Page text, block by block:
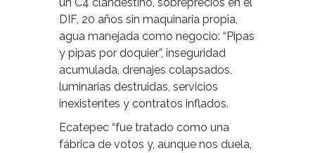
DIF, 20 años sin maquinaria propia,
agua manejada como negocio: “Pipas
y pipas por doquier”, inseguridad
acumulada, drenajes colapsados,
luminarias destruidas, servicios
inexistentes y contratos inflados.
Ecatepec “fue tratado como una
fábrica de votos y, aunque nos duela,